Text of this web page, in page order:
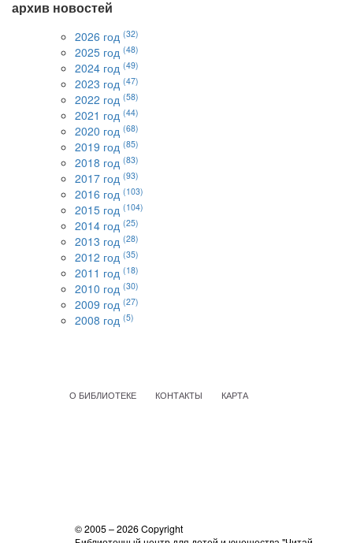
архив новостей
2026 год (32)
2025 год (48)
2024 год (49)
2023 год (47)
2022 год (58)
2021 год (44)
2020 год (68)
2019 год (85)
2018 год (83)
2017 год (93)
2016 год (103)
2015 год (104)
2014 год (25)
2013 год (28)
2012 год (35)
2011 год (18)
2010 год (30)
2009 год (27)
2008 год (5)
О БИБЛИОТЕКЕ КОНТАКТЫ КАРТА
© 2005 – 2026 Copyright